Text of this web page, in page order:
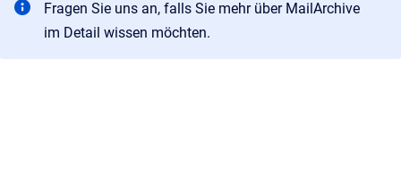
Fragen Sie uns an, falls Sie mehr über MailArchive
im Detail wissen möchten.